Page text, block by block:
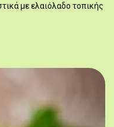
με ελαιόλαδο τοπικής